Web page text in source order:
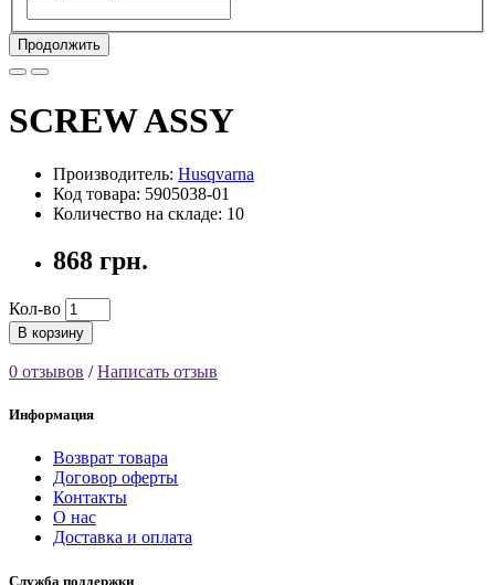
Продолжить
SCREW ASSY
Производитель: Husqvarna
Код товара: 5905038-01
Количество на складе: 10
868 грн.
Кол-во
В корзину
0 отзывов /Написать отзыв
Информация
Возврат товара
Договор оферты
Контакты
О нас
Доставка и оплата
Служба поддержки